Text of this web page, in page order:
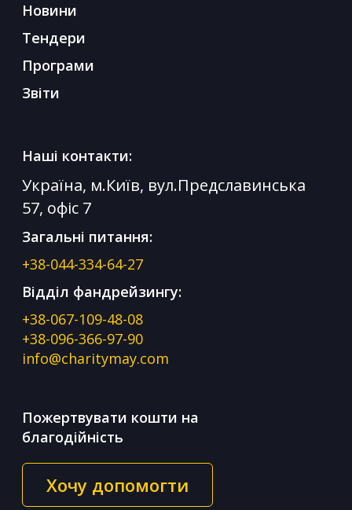
Новини
Тендери
Програми
Звіти
Наші контакти:
Україна, м.Київ, вул.Предславинська
57, офіс 7
Загальні питання:
+38-044-334-64-27
Відділ фандрейзингу:
+38-067-109-48-08
+38-096-366-97-90
info@charitymay.com
Пожертвувати кошти на
благодійність
Хочу допомогти